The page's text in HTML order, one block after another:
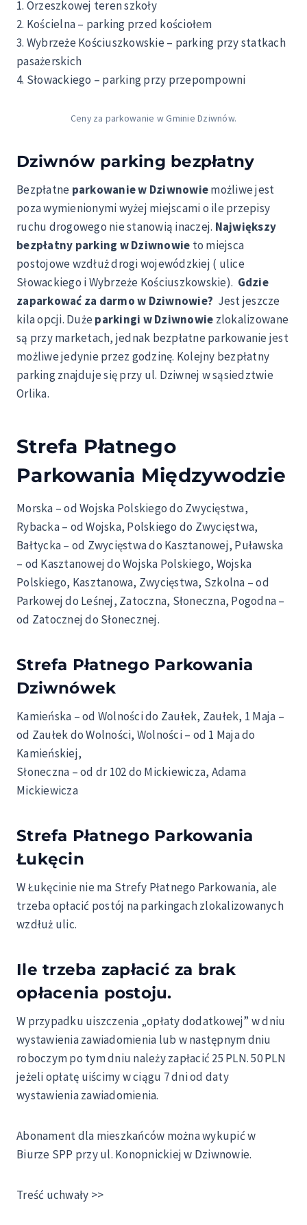
1. Orzeszkowej teren szkoły
2. Kościelna – parking przed kościołem
3. Wybrzeże Kościuszkowskie – parking przy statkach
pasażerskich
4. Słowackiego – parking przy przepompowni
Ceny za parkowanie w Gminie Dziwnów.
Dziwnów parking bezpłatny
Bezpłatne parkowanie w Dziwnowiemożliwe jest
poza wymienionymi wyżej miejscami o ile przepisy
ruchu drogowego nie stanowią inaczej. Największy
bezpłatny parking w Dziwnowie to miejsca
postojowe wzdłuż drogi wojewódzkiej ( ulice
Słowackiego i Wybrzeże Kościuszkowskie). Gdzie
zaparkować za darmo w Dziwnowie? Jest jeszcze
kila opcji. Dużeparkingi w Dziwnowie zlokalizowane
są przy marketach, jednak bezpłatne parkowanie jest
możliwe jedynie przez godzinę. Kolejny bezpłatny
parking znajduje się przy ul. Dziwnej w sąsiedztwie
Orlika.
Strefa Płatnego
Parkowania Międzywodzie
Morska – od Wojska Polskiego do Zwycięstwa,
Rybacka – od Wojska, Polskiego do Zwycięstwa,
Bałtycka – od Zwycięstwa do Kasztanowej, Puławska
– od Kasztanowej do Wojska Polskiego, Wojska
Polskiego, Kasztanowa, Zwycięstwa, Szkolna – od
Parkowej do Leśnej, Zatoczna, Słoneczna, Pogodna –
od Zatocznej do Słonecznej.
Strefa Płatnego Parkowania
Dziwnówek
Kamieńska – od Wolności do Zaułek, Zaułek, 1 Maja –
od Zaułek do Wolności, Wolności – od 1 Maja do
Kamieńskiej,
Słoneczna – od dr 102 do Mickiewicza, Adama
Mickiewicza
Strefa Płatnego Parkowania
Łukęcin
W Łukęcinie nie ma Strefy Płatnego Parkowania, ale
trzeba opłacić postój na parkingach zlokalizowanych
wzdłuż ulic.
Ile trzeba zapłacić za brak
opłacenia postoju.
W przypadku uiszczenia „opłaty dodatkowej” w dniu
wystawienia zawiadomienia lub w następnym dniu
roboczym po tym dniu należy zapłacić 25 PLN. 50 PLN
jeżeli opłatę uiścimy w ciągu 7 dni od daty
wystawienia zawiadomienia.
Abonament dla mieszkańców można wykupić w
Biurze SPP przy ul. Konopnickiej w Dziwnowie.
Treść uchwały >>